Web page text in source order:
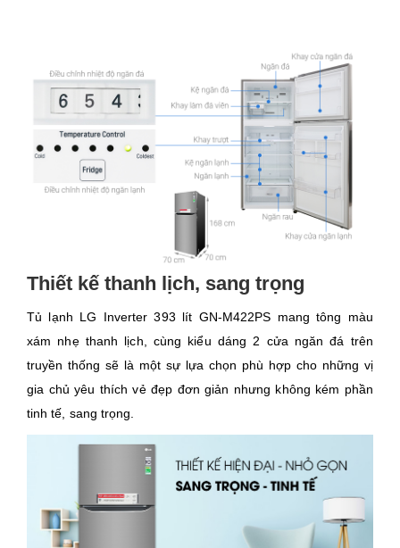
Thiết kế thanh lịch, sang trọng
Tủ lạnh LG Inverter 393 lít GN-M422PS mang tông màu
xám nhẹ thanh lịch, cùng kiểu dáng 2 cửa ngăn đá trên
truyền thống sẽ là một sự lựa chọn phù hợp cho những vị
gia chủ yêu thích vẻ đẹp đơn giản nhưng không kém phần
tinh tế, sang trọng.